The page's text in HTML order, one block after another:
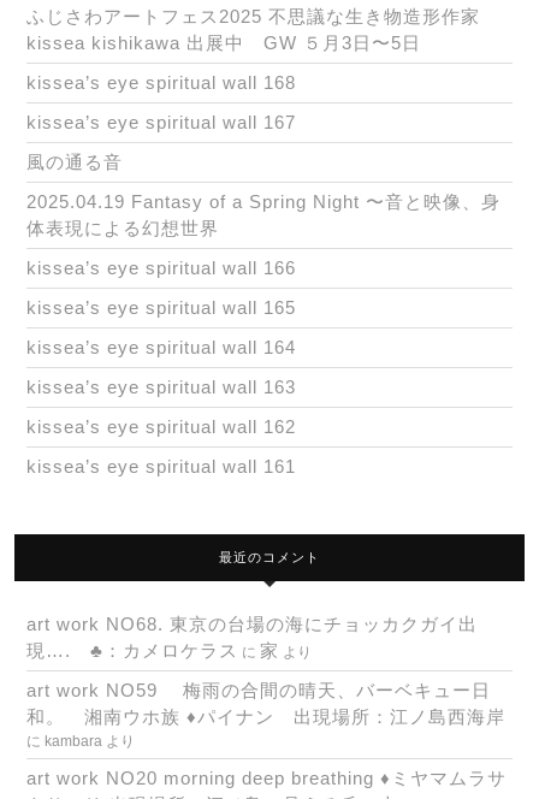
ふじさわアートフェス2025 不思議な生き物造形作家
kissea kishikawa 出展中 GW ５月3日〜5日
kissea’s eye spiritual wall 168
kissea’s eye spiritual wall 167
風の通る音
2025.04.19 Fantasy of a Spring Night 〜音と映像、身
体表現による幻想世界
kissea’s eye spiritual wall 166
kissea’s eye spiritual wall 165
kissea’s eye spiritual wall 164
kissea’s eye spiritual wall 163
kissea’s eye spiritual wall 162
kissea’s eye spiritual wall 161
最近のコメント
art work NO68. 東京の台場の海にチョッカクガイ出
現…. ♣：カメロケラス に 家 より
art work NO59 梅雨の合間の晴天、バーベキュー日
和。 湘南ウホ族 ♦パイナン 出現場所：江ノ島西海岸
に kambara より
art work NO20 morning deep breathing ♦ミヤマムラサ